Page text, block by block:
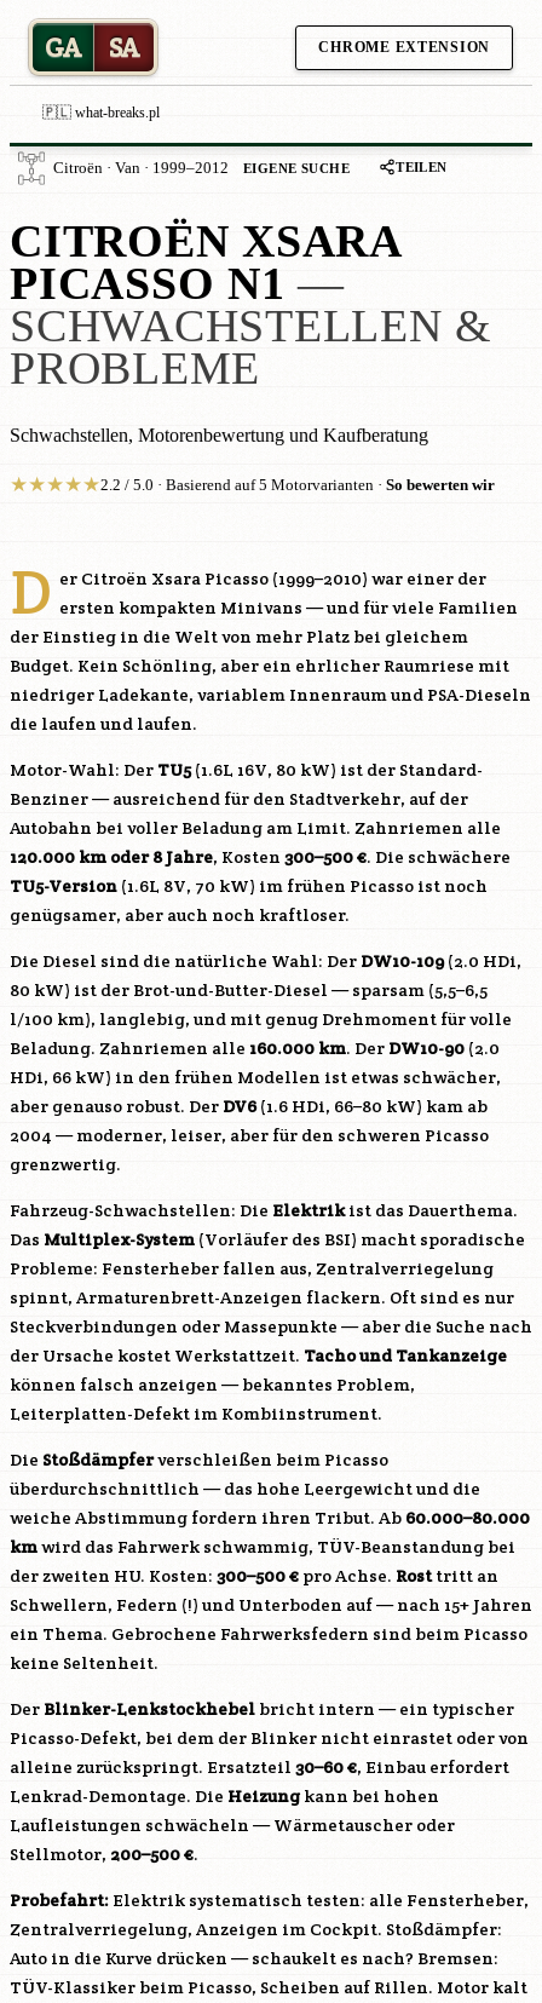
GA SA CHROME EXTENSION
🇵🇱 what-breaks.pl
Citroën · Van · 1999–2012 EIGENE SUCHE TEILEN
CITROËN XSARA
PICASSO N1 —
SCHWACHSTELLEN &
PROBLEME
Schwachstellen, Motorenbewertung und Kaufberatung
★★★★★2.2 / 5.0 · Basierend auf 5 Motorvarianten · So bewerten wir
D er Citroën Xsara Picasso (1999–2010) war einer der
ersten kompakten Minivans — und für viele Familien
der Einstieg in die Welt von mehr Platz bei gleichem
Budget. Kein Schönling, aber ein ehrlicher Raumriese mit
niedriger Ladekante, variablem Innenraum und PSA-Dieseln
die laufen und laufen.
Motor-Wahl: Der TU5(1.6L 16V, 80 kW) ist der Standard-
Benziner — ausreichend für den Stadtverkehr, auf der
Autobahn bei voller Beladung am Limit. Zahnriemen alle
120.000 km oder 8 Jahre, Kosten 300–500 €. Die schwächere
TU5-Version (1.6L 8V, 70 kW) im frühen Picasso ist noch
genügsamer, aber auch noch kraftloser.
Die Diesel sind die natürliche Wahl: Der DW10-109(2.0 HDi,
80 kW) ist der Brot-und-Butter-Diesel — sparsam (5,5–6,5
l/100 km), langlebig, und mit genug Drehmoment für volle
Beladung. Zahnriemen alle 160.000 km. Der DW10-90 (2.0
HDi, 66 kW) in den frühen Modellen ist etwas schwächer,
aber genauso robust. Der DV6(1.6 HDi, 66–80 kW) kam ab
2004 — moderner, leiser, aber für den schweren Picasso
grenzwertig.
Fahrzeug-Schwachstellen: Die Elektrikist das Dauerthema.
Das Multiplex-System (Vorläufer des BSI) macht sporadische
Probleme: Fensterheber fallen aus, Zentralverriegelung
spinnt, Armaturenbrett-Anzeigen flackern. Oft sind es nur
Steckverbindungen oder Massepunkte — aber die Suche nach
der Ursache kostet Werkstattzeit. Tacho und Tankanzeige
können falsch anzeigen — bekanntes Problem,
Leiterplatten-Defekt im Kombiinstrument.
Die Stoßdämpferverschleißen beim Picasso
überdurchschnittlich — das hohe Leergewicht und die
weiche Abstimmung fordern ihren Tribut. Ab 60.000–80.000
kmwird das Fahrwerk schwammig, TÜV-Beanstandung bei
der zweiten HU. Kosten: 300–500 € pro Achse. Rosttritt an
Schwellern, Federn (!) und Unterboden auf — nach 15+ Jahren
ein Thema. Gebrochene Fahrwerksfedern sind beim Picasso
keine Seltenheit.
Der Blinker-Lenkstockhebel bricht intern — ein typischer
Picasso-Defekt, bei dem der Blinker nicht einrastet oder von
alleine zurückspringt. Ersatzteil 30–60 €, Einbau erfordert
Lenkrad-Demontage. Die Heizungkann bei hohen
Laufleistungen schwächeln — Wärmetauscher oder
Stellmotor, 200–500 €.
Probefahrt: Elektrik systematisch testen: alle Fensterheber,
Zentralverriegelung, Anzeigen im Cockpit. Stoßdämpfer:
Auto in die Kurve drücken — schaukelt es nach? Bremsen:
TÜV-Klassiker beim Picasso, Scheiben auf Rillen. Motor kalt